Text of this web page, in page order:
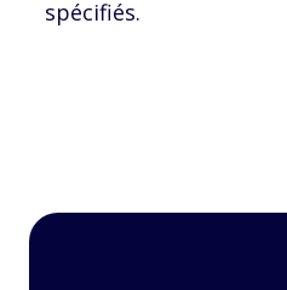
spécifiés.